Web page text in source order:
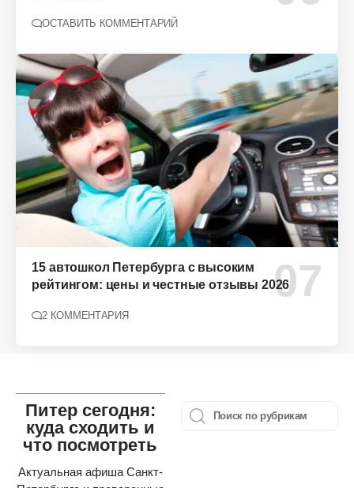
ОСТАВИТЬ КОММЕНТАРИЙ
15 автошкол Петербурга с высоким
рейтингом: цены и честные отзывы 2026
2 КОММЕНТАРИЯ
Питер сегодня:
куда сходить и
что посмотреть
Актуальная афиша Санкт-